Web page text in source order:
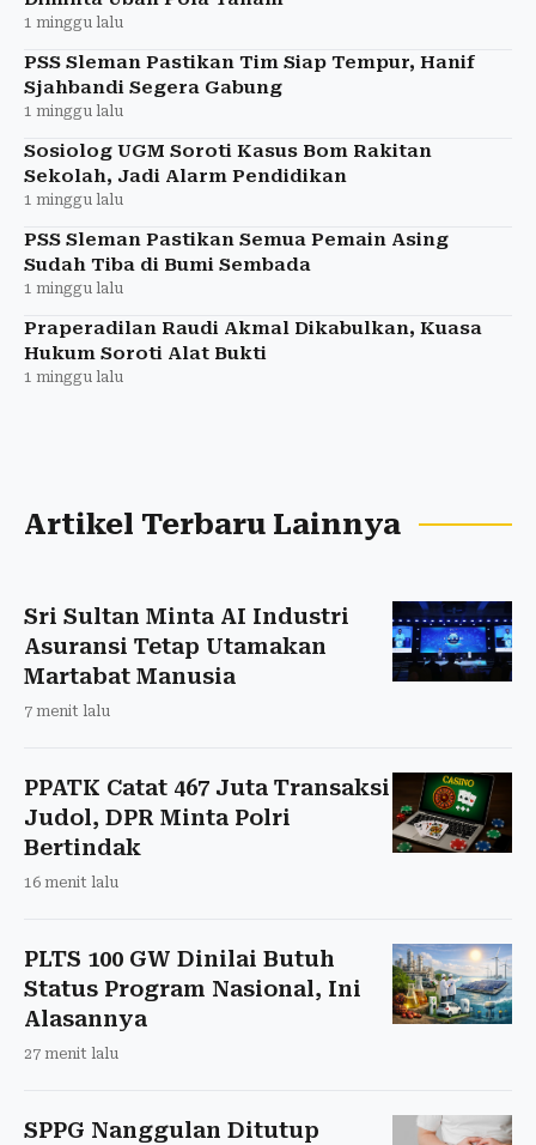
1 minggu lalu
PSS Sleman Pastikan Tim Siap Tempur, Hanif
Sjahbandi Segera Gabung
1 minggu lalu
Sosiolog UGM Soroti Kasus Bom Rakitan
Sekolah, Jadi Alarm Pendidikan
1 minggu lalu
PSS Sleman Pastikan Semua Pemain Asing
Sudah Tiba di Bumi Sembada
1 minggu lalu
Praperadilan Raudi Akmal Dikabulkan, Kuasa
Hukum Soroti Alat Bukti
1 minggu lalu
Artikel Terbaru Lainnya
Sri Sultan Minta AI Industri
Asuransi Tetap Utamakan
Martabat Manusia
7 menit lalu
PPATK Catat 467 Juta Transaksi
Judol, DPR Minta Polri
Bertindak
16 menit lalu
PLTS 100 GW Dinilai Butuh
Status Program Nasional, Ini
Alasannya
27 menit lalu
SPPG Nanggulan Ditutup